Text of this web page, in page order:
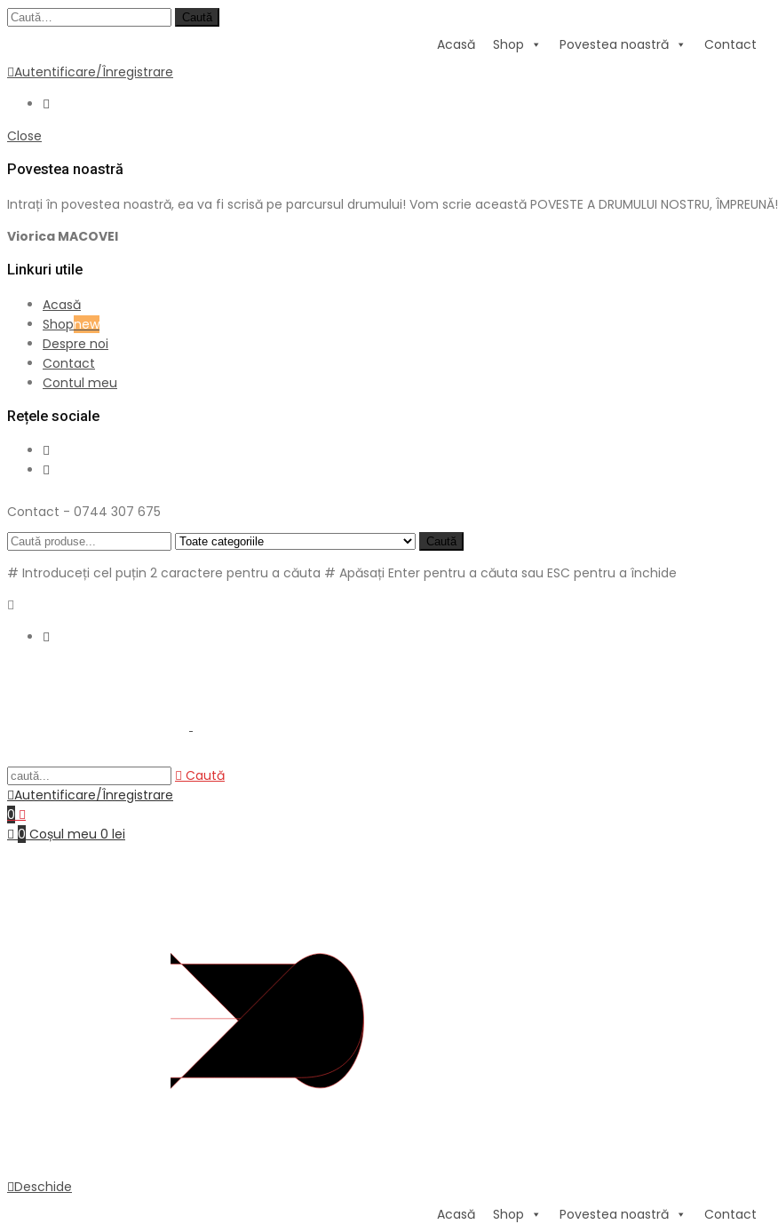
Caută
Acasă Shop Povestea noastră
Contact
Autentificare/Înregistrare
Close
Povestea noastră
Intrați în povestea noastră, ea va fi scrisă pe parcursul drumului! Vom scrie această POVESTE A DRUMULUI NOSTRU, ÎMPREUNĂ!
Viorica MACOVEI
Linkuri utile
Acasă
Shopnew
Despre noi
Contact
Contul meu
Rețele sociale
Contact - 0744 307 675
Caută
# Introduceți cel puțin 2 caractere pentru a căuta # Apăsați Enter pentru a căuta sau ESC pentru a închide
Caută
Autentificare/Înregistrare
0
0 Coșul meu 0 lei
Deschide
Acasă
Shop Povestea noastră Contact